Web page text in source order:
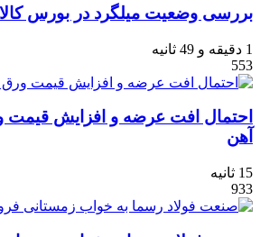
بررسی وضعیت میلگرد در بورس
1 دقیقه و 49 ثانیه
553
احتمال افت عرضه و افزایش قیمت
آهن
15 ثانیه
933